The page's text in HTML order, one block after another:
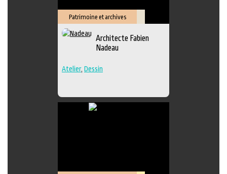
Patrimoine et archives
Architecte Fabien
Nadeau
Atelier, Dessin